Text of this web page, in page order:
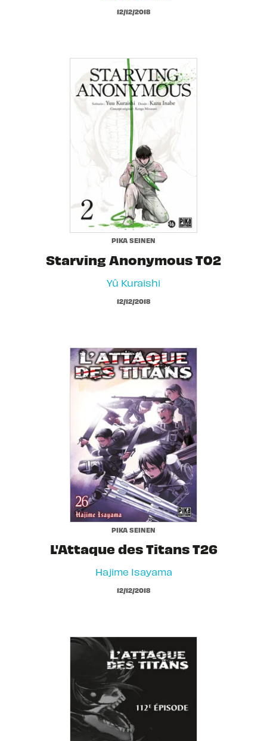
12/12/2018
PIKA SEINEN
Starving Anonymous T02
Yû Kuraishi
12/12/2018
PIKA SEINEN
L'Attaque des Titans T26
Hajime Isayama
12/12/2018